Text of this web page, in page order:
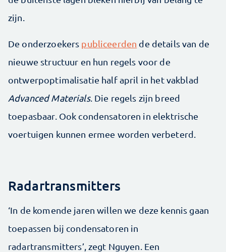
zijn.
De onderzoekers publiceerden de details van de
nieuwe structuur en hun regels voor de
ontwerpoptimalisatie half april in het vakblad
Advanced Materials. Die regels zijn breed
toepasbaar. Ook condensatoren in elektrische
voertuigen kunnen ermee worden verbeterd.
Radartransmitters
‘In de komende jaren willen we deze kennis gaan
toepassen bij condensatoren in
radartransmitters’, zegt Nguyen. Een